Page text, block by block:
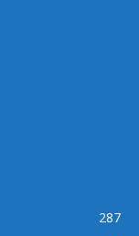
287